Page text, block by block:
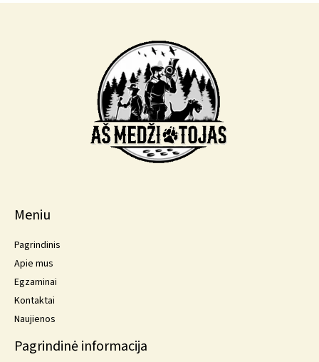
Meniu
Pagrindinis
Apie mus
Egzaminai
Kontaktai
Naujienos
Pagrindinė informacija